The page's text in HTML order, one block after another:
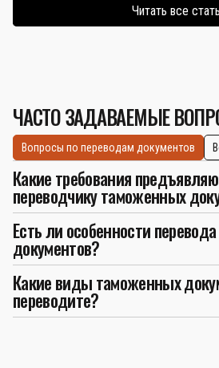
Читать все
ЧАСТО ЗАДАВАЕМЫЕ
Вопросы по переводам документов
Какие требования
переводчику таможенных
Есть ли особенности
документов?
Какие виды таможенных
переводите?